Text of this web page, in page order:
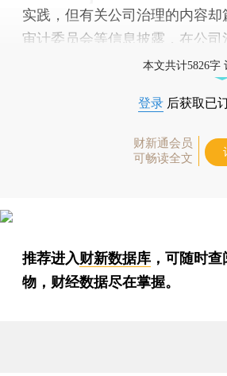
实践，但有关公司治理的内容却
审计委员会等信息披露，在公司
本文共计5826字
登录 后获取已
财新通会员
可畅读全文
推荐进入财新数据库 ，可随时
物，财经数据尽在掌握。